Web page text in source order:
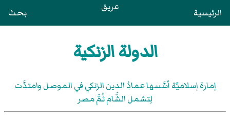
الرئيسية عريق بحث
الدولة الزنكية
إمارة إسلاميَّة أسَّسها عمادُ الدين الزنكي في الموصل وامتدَّت
لِتشمل الشَّام ثُمَّ مصر